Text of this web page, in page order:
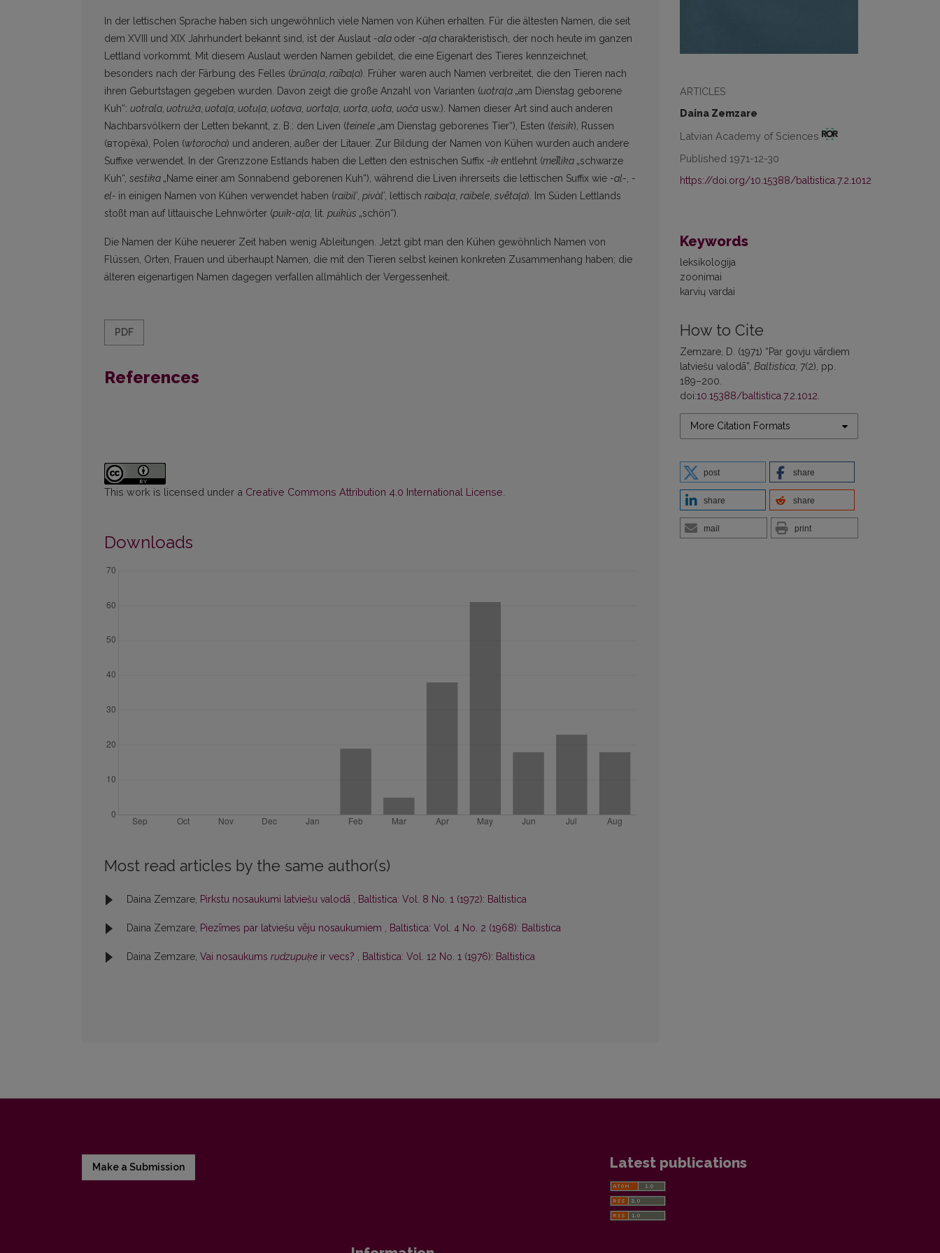
ARTICLES
Daina Zemzare
Latvian Academy of Sciences
Published 1971-12-30
https://doi.org/10.15388/baltistica.7.2.1012
Keywords
leksikologija
zoonimai
karvių vardai
How to Cite
Zemzare, D. (1971) “Par govju vārdiem
latviešu valodā”, Baltistica , 7(2), pp.
189–200.
doi:10.15388/baltistica.7.2.1012
More Citation Formats
post share
share share
mail print
In der lettischen Sprache haben sich ungewöhnlich viele Namen von Kühen erhalten. Für die ältesten Namen, die seit
dem XVIII und XIX Jahrhundert bekannt sind, ist der Auslaut -ala oder -aļa charakteristisch, der noch heute im ganzen
Lettland vorkommt. Mit diesem Aus­laut werden Namen gebildet, die eine Eigenart des Tieres kennzeichnet,
besonders nach der Fär­bung des Felles (brũnaļa, raībaļa). Früher waren auch Namen verbreitet, die den Tieren nach
ih­ren Geburtstagen gegeben wurden. Davon zeigt die große Anzahl von Varianten (uotraļa „am Dienstag geborene
Kuh“: uotrala, uotruža, uotaļa, uotuļa, uotava, uortaļa, uorta, uota, uoča usw.). Namen dieser Art sind auch anderen
Nachbarsvölkern der Letten bekannt, z. B.: den Liven (teinele „am Dienstag geborenes Tier“), Esten (teisik), Russen
(вторёxa), Polen (wtorocha) und anderen, außer der Litauer. Zur Bildung der Namen von Kühen wurden auch andere
Suffixe verwendet. In der Grenzzone Estlands haben die Letten den estnischen Suffix -ik entlehnt (mel̃lika „schwarze
Kuh“, sestika „Name einer am Sonnabend geborenen Kuh“), während die Liven ihrerseits die lettischen Suffix wie -al-, -
el- in einigen Namen von Kühen verwendet haben (raìbil’, pivàl’, lettisch raibaļa, raibele, svētaļa). Im Süden Lettlands
stoßt man auf littauische Lehnwörter (puik-aļa, lit. puikùs „schön“).
Die Namen der Kühe neuerer Zeit haben wenig Ableitungen. Jetzt gibt man den Kühen gewöhnlich Namen von
Flüssen, Orten, Frauen und überhaupt Namen, die mit den Tieren selbst keinen konkreten Zusammenhang haben; die
älteren eigenartigen Namen dagegen verfallen allmählich der Vergessenheit.
PDF
References
This work is licensed under a Creative Commons Attribution 4.0 International License
Downloads
Most read articles by the same author(s)
Daina Zemzare, Pirkstu nosaukumi latviešu valodā , Baltistica: Vol. 8 No. 1 (1972): Baltistica
Daina Zemzare, Piezīmes par latviešu vēju nosaukumiem , Baltistica: Vol. 4 No. 2 (1968): Baltistica
Daina Zemzare, Vai nosaukums rudzupuķe ir vecs? , Baltistica: Vol. 12 No. 1 (1976): Baltistica
Make a Submission Latest publications